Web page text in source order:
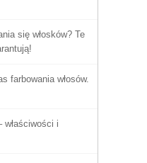
się włosków? Te
farbowania włosów.
i